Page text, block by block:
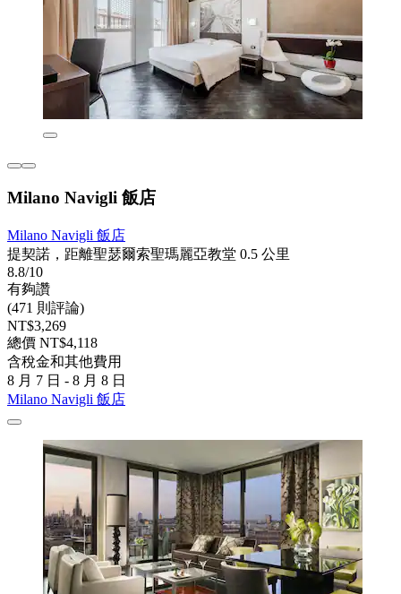
Milano Navigli 飯店
Milano Navigli 飯店
提契諾，距離聖瑟爾索聖瑪麗亞教堂 0.5 公里
8.8/10
有夠讚
(471 則評論)
NT$3,269
總價 NT$4,118
含稅金和其他費用
8 月 7 日 - 8 月 8 日
Milano Navigli 飯店